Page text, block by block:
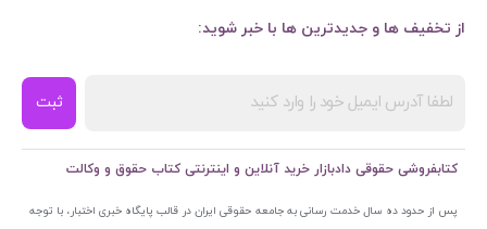
از تخفیف ها و جدیدترین ها با خبر شوید:
ثبت
کتابفروشی حقوقی دادبازار خرید آنلاین و اینترنتی کتاب حقوق و وکالت
پس از حدود ده سال خدمت رسانی به جامعه حقوقی ایران در قالب پایگاه خبری اختبار، با توجه